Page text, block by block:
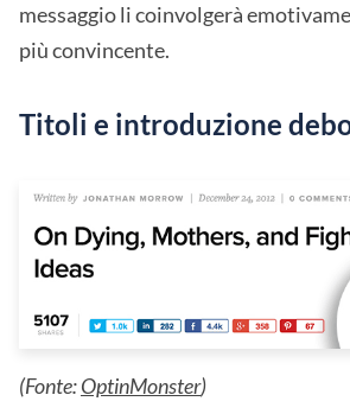
messaggio li coinvolgerà
più convincente.
Titoli e introduzione
(Fonte:OptinMonster)